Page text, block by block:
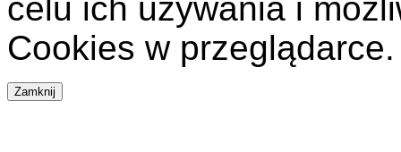
celu ich używania i
Cookies w